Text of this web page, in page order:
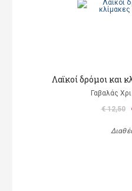
Λαϊκοί δρόμοι και
Γαβαλάς
€ 12,50